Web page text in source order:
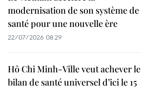
modernisation de son système de
santé pour une nouvelle ère
22/07/2026 08:29
Hô Chi Minh-Ville veut achever le
bilan de santé universel d’ici le 15